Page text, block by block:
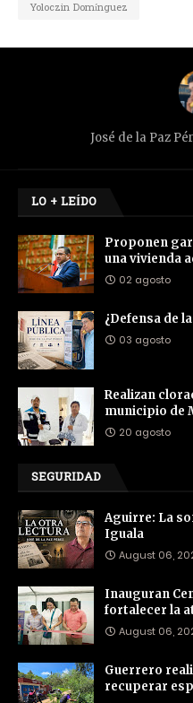
Yoloczin Domínguez
José de la Paz
LO + LEÍDO
Proponen
una vivienda
02 agosto
¿Defensa de
03 agosto
Realizan
municipio de
20 agosto
SEGURIDAD
Aguirre: La
Iguala
August 06,
Inauguran
fortalecer la
August 06,
Guerrero
recuperar